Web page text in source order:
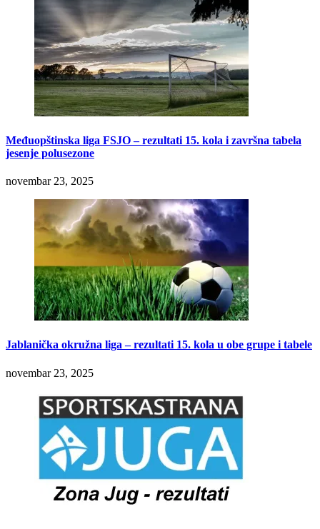
Međuopštinska liga FSJO – rezultati 15. kola i završna tabela
jesenje polusezone
novembar 23, 2025
Jablanička okružna liga – rezultati 15. kola u obe grupe i tabele
novembar 23, 2025